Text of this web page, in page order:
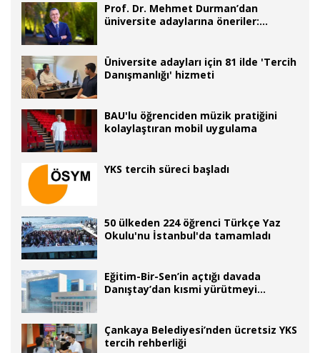
Prof. Dr. Mehmet Durman’dan
üniversite adaylarına öneriler:
Üniversite adayları için 81 ilde 'Tercih
Danışmanlığı' hizmeti
BAU'lu öğrenciden müzik pratiğini
kolaylaştıran mobil uygulama
YKS tercih süreci başladı
50 ülkeden 224 öğrenci Türkçe Yaz
Okulu'nu İstanbul'da tamamladı
Eğitim-Bir-Sen’in açtığı davada
Danıştay’dan kısmi yürütmeyi
Çankaya Belediyesi’nden ücretsiz YKS
tercih rehberliği